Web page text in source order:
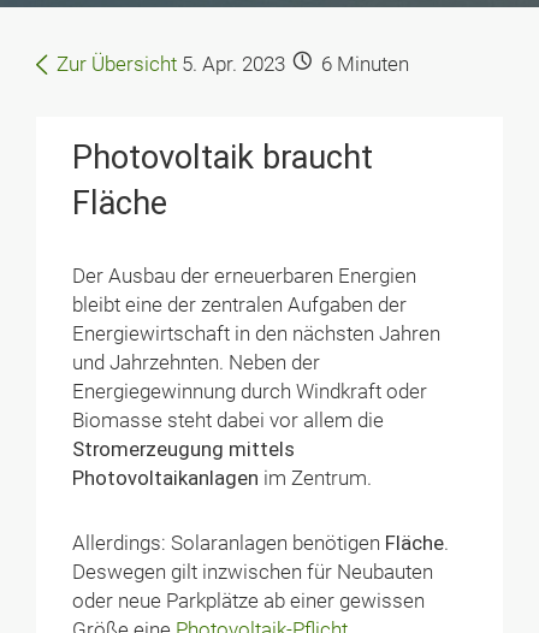
Zur Übersicht 5. Apr. 2023 6 Minuten
Photovoltaik braucht
Fläche
Der Ausbau der erneuerbaren Energien
bleibt eine der zentralen Aufgaben der
Energiewirtschaft in den nächsten Jahren
und Jahrzehnten. Neben der
Energiegewinnung durch Windkraft oder
Biomasse steht dabei vor allem die
Stromerzeugung mittels
Photovoltaikanlagen im Zentrum.
Allerdings: Solaranlagen benötigen Fläche.
Deswegen gilt inzwischen für Neubauten
oder neue Parkplätze ab einer gewissen